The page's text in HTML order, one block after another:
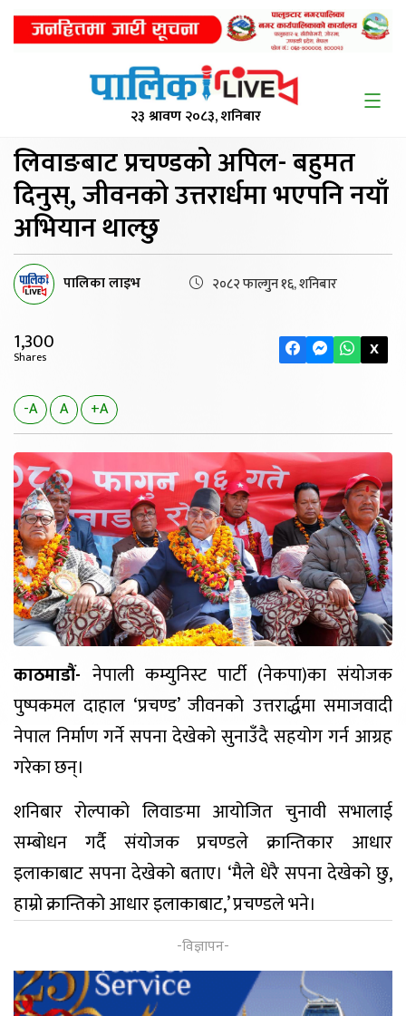
२३ श्रावण २०८३, शनिबार
लिवाङबाट प्रचण्डको अपिल-बहुमत
दिनुस्, जीवनको उत्तरार्धमा भएपनि नयाँ
अभियान थाल्छु
पालिका लाइभ २०८२ फाल्गुन १६, शनिबार
1,300
Shares X
-A A +A
काठमाडौं- नेपाली कम्युनिस्ट पार्टी (नेकपा)का संयोजक
पुष्पकमल दाहाल ‘प्रचण्ड’ जीवनको उत्तरार्द्धमा समाजवादी
नेपाल निर्माण गर्ने सपना देखेको सुनाउँदै सहयोग गर्न आग्रह
गरेका छन्।
शनिबार रोल्पाको लिवाङमा आयोजित चुनावी सभालाई
सम्बोधन गर्दै संयोजक प्रचण्डले क्रान्तिकार आधार
इलाकाबाट सपना देखेको बताए। ‘मैले धेरै सपना देखेको छु,
हाम्रो क्रान्तिको आधार इलाकाबाट,’ प्रचण्डले भने।